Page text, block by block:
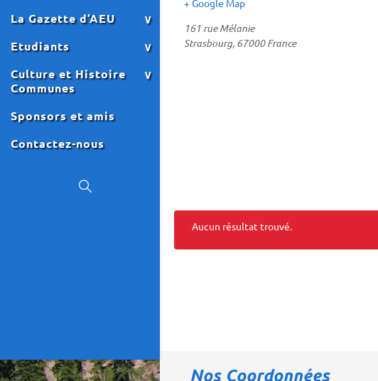
La Gazette d’AEU
Etudiants
Culture et Histoire
Communes
Sponsors et amis
Contactez-nous
+ Google Map
161 rue Mélanie
Strasbourg, 67000 France
Aucun résultat trouvé.
Nos Coordonnées